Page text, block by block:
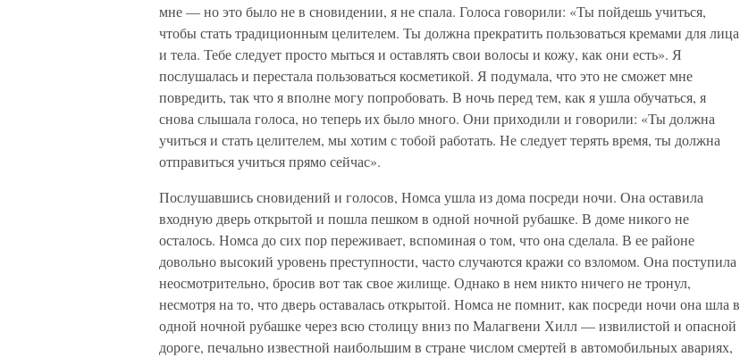
мне — но это было не в сновидении, я не спала. Голоса говорили: «Ты пойдешь учиться,
чтобы стать традиционным целителем. Ты должна прекратить пользоваться кремами для лица
и тела. Тебе следует просто мыться и оставлять свои волосы и кожу, как они есть». Я
послушалась и перестала пользоваться косметикой. Я подумала, что это не сможет мне
повредить, так что я вполне могу попробовать. В ночь перед тем, как я ушла обучаться, я
снова слышала голоса, но теперь их было много. Они приходили и говорили: «Ты должна
учиться и стать целителем, мы хотим с тобой работать. Не следует терять время, ты должна
отправиться учиться прямо сейчас».
Послушавшись сновидений и голосов, Номса ушла из дома посреди ночи. Она оставила
входную дверь открытой и пошла пешком в одной ночной рубашке. В доме никого не
осталось. Номса до сих пор переживает, вспоминая о том, что она сделала. В ее районе
довольно высокий уровень преступности, часто случаются кражи со взломом. Она поступила
неосмотрительно, бросив вот так свое жилище. Однако в нем никто ничего не тронул,
несмотря на то, что дверь оставалась открытой. Номса не помнит, как посреди ночи она шла в
одной ночной рубашке через всю столицу вниз по Малагвени Хилл — извилистой и опасной
дороге, печально известной наибольшим в стране числом смертей в автомобильных авариях,